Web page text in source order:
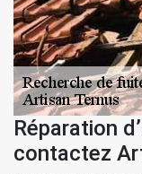
Réparation
contactez